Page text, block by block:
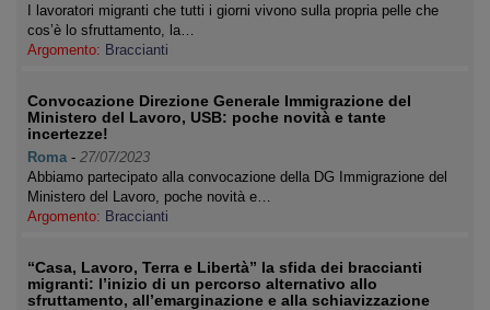
I lavoratori migranti che tutti i giorni vivono sulla propria pelle che
cos’è lo sfruttamento, la…
Argomento: Braccianti
Convocazione Direzione Generale Immigrazione del
Ministero del Lavoro, USB: poche novità e tante
incertezze!
Roma - 27/07/2023
Abbiamo partecipato alla convocazione della DG Immigrazione del
Ministero del Lavoro, poche novità e…
Argomento: Braccianti
“Casa, Lavoro, Terra e Libertà” la sfida dei braccianti
migranti: l’inizio di un percorso alternativo allo
sfruttamento, all’emarginazione e alla schiavizzazione